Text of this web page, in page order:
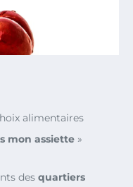
alimentaires
mon assiette »
des quartiers